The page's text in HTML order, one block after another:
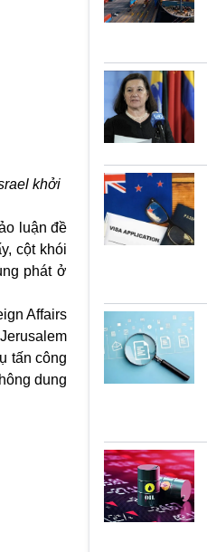
khởi
luận đề
cột khói
phát ở
Affairs
tấn công
dung